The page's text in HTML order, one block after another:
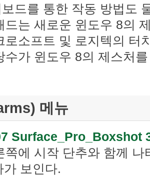
드를 통한 작동 방법도
드는 새로운 윈도우 8의
로소프트 및 로지텍의 터
수가 윈도우 8의 제스처
메뉴
에 시작 단추와 함께 나
가 보인다.